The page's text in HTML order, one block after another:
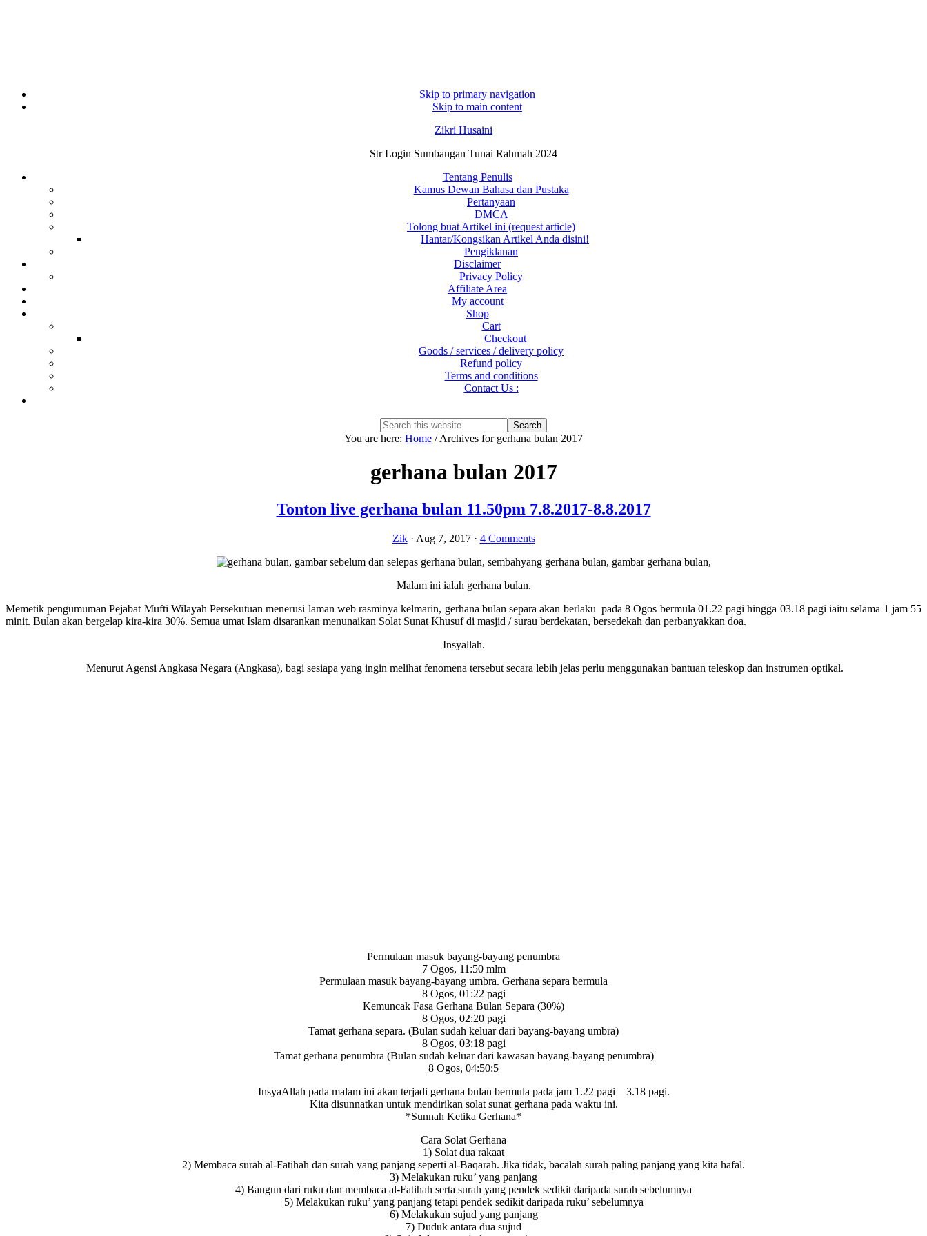
Skip to primary navigation
Skip to main content
Zikri Husaini
Str Login Sumbangan Tunai Rahmah 2024
Tentang Penulis
Kamus Dewan Bahasa dan Pustaka
Pertanyaan
DMCA
Tolong buat Artikel ini (request article)
Hantar/Kongsikan Artikel Anda disini!
Pengiklanan
Disclaimer
Privacy Policy
Affiliate Area
My account
Shop
Cart
Checkout
Goods / services / delivery policy
Refund policy
Terms and conditions
Contact Us :
Search
this
Hide
You are here: Home /Archives for gerhana bulan 2017
gerhana bulan 2017
Tonton live gerhana bulan 11.50pm 7.8.2017-8.8.2017
Zik· Aug 7, 2017· 4 Comments
Malam ini ialah gerhana bulan.
Memetik pengumuman Pejabat Mufti Wilayah Persekutuan menerusi laman web rasminya kelmarin, gerhana bulan separa akan berlaku pada 8 Ogos bermula 01.22 pagi hingga 03.18 pagi iaitu selama 1 jam 55
minit. Bulan akan bergelap kira-kira 30%. Semua umat Islam disarankan menunaikan Solat Sunat Khusuf di masjid / surau berdekatan, bersedekah dan perbanyakkan doa.
Insyallah.
Menurut Agensi Angkasa Negara (Angkasa), bagi sesiapa yang ingin melihat fenomena tersebut secara lebih jelas perlu menggunakan bantuan teleskop dan instrumen optikal.
Permulaan masuk bayang-bayang penumbra
7 Ogos, 11:50 mlm
Permulaan masuk bayang-bayang umbra. Gerhana separa bermula
8 Ogos, 01:22 pagi
Kemuncak Fasa Gerhana Bulan Separa (30%)
8 Ogos, 02:20 pagi
Tamat gerhana separa. (Bulan sudah keluar dari bayang-bayang umbra)
8 Ogos, 03:18 pagi
Tamat gerhana penumbra (Bulan sudah keluar dari kawasan bayang-bayang penumbra)
8 Ogos, 04:50:5
InsyaAllah pada malam ini akan terjadi gerhana bulan bermula pada jam 1.22 pagi – 3.18 pagi.
Kita disunnatkan untuk mendirikan solat sunat gerhana pada waktu ini.
*Sunnah Ketika Gerhana*
Cara Solat Gerhana
1) Solat dua rakaat
2) Membaca surah al-Fatihah dan surah yang panjang seperti al-Baqarah. Jika tidak, bacalah surah paling panjang yang kita hafal.
3) Melakukan ruku’ yang panjang
4) Bangun dari ruku dan membaca al-Fatihah serta surah yang pendek sedikit daripada surah sebelumnya
5) Melakukan ruku’ yang panjang tetapi pendek sedikit daripada ruku’ sebelumnya
6) Melakukan sujud yang panjang
7) Duduk antara dua sujud